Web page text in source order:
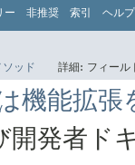
ー 非推奨 索引 ヘルプ
ソッド 詳細: フィー
機能拡張
発者ド